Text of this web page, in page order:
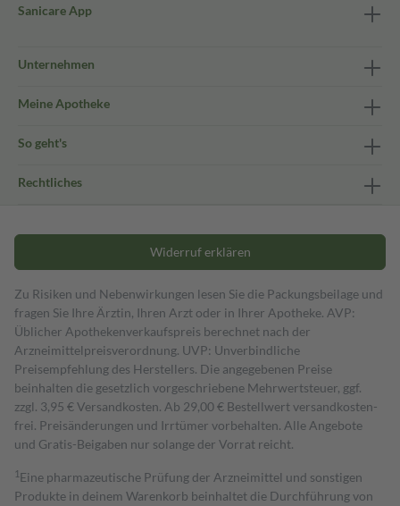
Sanicare App
Unternehmen
Meine Apotheke
So geht's
Rechtliches
Widerruf erklären
Zu Risiken und Nebenwirkungen lesen Sie die Packungsbeilage und
fragen Sie Ihre Ärztin, Ihren Arzt oder in Ihrer Apotheke. AVP:
Üblicher Apothekenverkaufspreis berechnet nach der
Arzneimittelpreisverordnung. UVP: Unverbindliche
Preisempfehlung des Herstellers. Die angegebenen Preise
beinhalten die gesetzlich vorgeschriebene Mehrwertsteuer, ggf.
zzgl. 3,95 € Versandkosten. Ab 29,00 € Bestell­wert versand­kosten­
frei. Preisänderungen und Irrtümer vorbehalten. Alle Angebote
und Gratis-Beigaben nur solange der Vorrat reicht.
1 Eine pharmazeutische Prüfung der Arzneimittel und sonstigen
Produkte in deinem Warenkorb beinhaltet die Durchführung von